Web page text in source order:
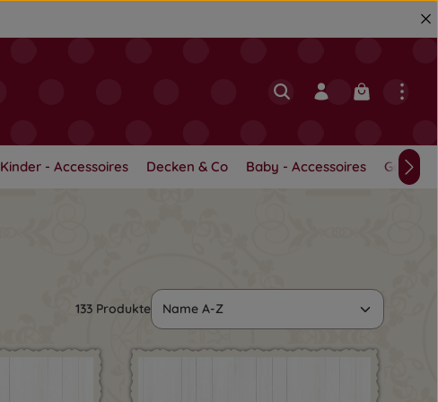
Warenkorb
Kinder - Accessoires Decken & Co Baby - Accessoires
133 Produkte